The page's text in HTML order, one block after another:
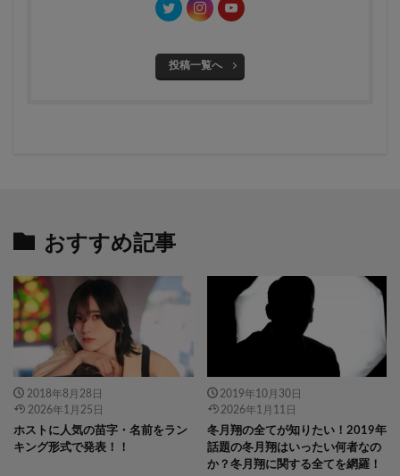
投稿一覧へ
おすすめ記事
" data-layzr="
" class="attachment-
icatch375 size-icatch375 wp-post-
image" alt="" />
2018年8月28日
2026年1月25日
ホストに人気の苗字・名前をラン
キング形式で発表！！
" data-layzr="
" class="attachment-
icatch375 size-icatch375 wp-post-
image" alt="" />
2019年10月30日
2026年1月11日
冬月翔の全てが知りたい！2019年
話題の冬月翔はいったい何者なの
か？冬月翔に関する全てを網羅！